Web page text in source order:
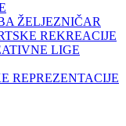
ŽELJEZNIČAR
REKREACIJE
LIGE
REPREZENTACIJE